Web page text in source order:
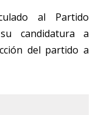
al Partido
candidatura a
del partido a